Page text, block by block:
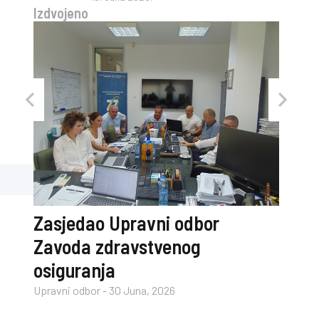
Izdvojeno
i
Zasjedao Upravni odbor
Zavoda zdravstvenog
osiguranja
Upravni odbor- 30 Juna, 2026